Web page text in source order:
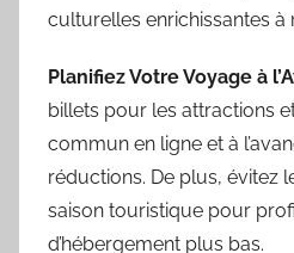
culturelles enrichissantes à
Planifiez Votre Voyage à
billets pour les attractions
commun en ligne et à
réductions. De plus, évitez
saison touristique pour
d’hébergement plus bas.